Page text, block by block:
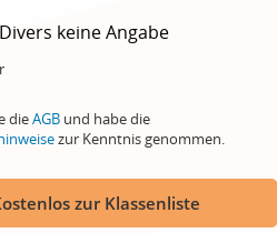
Divers keine Angabe
dieAGB und habe die
zur Kenntnis genommen.
zur Klassenliste